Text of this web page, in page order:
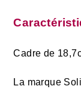
Cadre de
La marque